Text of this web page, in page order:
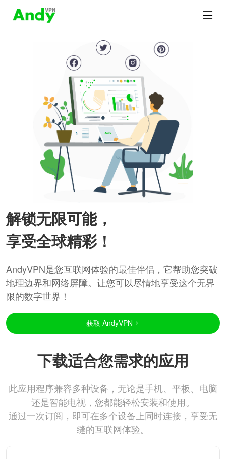
解锁无限可能，
享受全球精彩！
AndyVPN是您互联网体验的最佳伴侣，它帮助您突破
地理边界和网络屏障。让您可以尽情地享受这个无界
限的数字世界！
获取 AndyVPN
下载适合您需求的应用
此应用程序兼容多种设备，无论是手机、平板、电脑
还是智能电视，您都能轻松安装和使用。
通过一次订阅，即可在多个设备上同时连接，享受无
缝的互联网体验。